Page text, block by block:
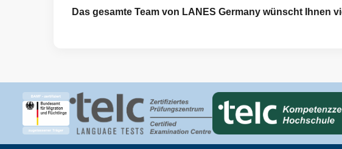
Das gesamte Team von LANES Germany wünscht